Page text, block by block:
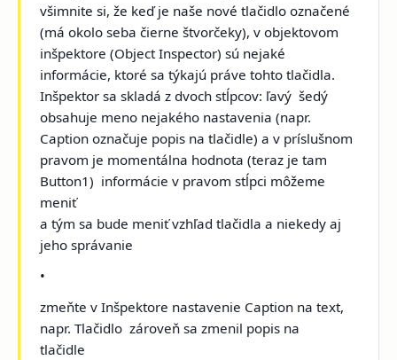
všimnite si, že keď je naše nové tlačidlo označené
(má okolo seba čierne štvorčeky), v objektovom
inšpektore (Object Inspector) sú nejaké
informácie, ktoré sa týkajú práve tohto tlačidla.
Inšpektor sa skladá z dvoch stĺpcov: ľavý ­ šedý
obsahuje meno nejakého nastavenia (napr.
Caption označuje popis na tlačidle) a v príslušnom
pravom je momentálna hodnota (teraz je tam
Button1) ­ informácie v pravom stĺpci môžeme
meniť
a tým sa bude meniť vzhľad tlačidla a niekedy aj
jeho správanie
•
zmeňte v Inšpektore nastavenie Caption na text,
napr. Tlačidlo ­ zároveň sa zmenil popis na
tlačidle